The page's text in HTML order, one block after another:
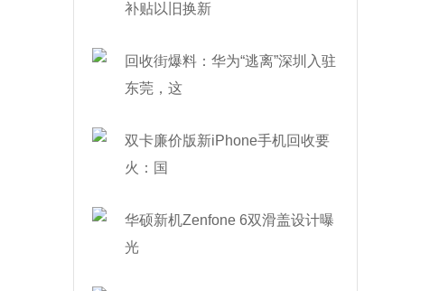
补贴以旧换新
回收街爆料：华为“逃离”深圳入驻
东莞，这
双卡廉价版新iPhone手机回收要
火：国
华硕新机Zenfone 6双滑盖设计曝
光